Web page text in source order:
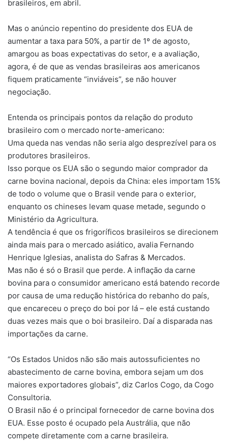
brasileiros, em abril.
Mas o anúncio repentino do presidente dos EUA de
aumentar a taxa para 50%, a partir de 1º de agosto,
amargou as boas expectativas do setor, e a avaliação,
agora, é de que as vendas brasileiras aos americanos
fiquem praticamente “inviáveis”, se não houver
negociação.
Entenda os principais pontos da relação do produto
brasileiro com o mercado norte-americano:
Uma queda nas vendas não seria algo desprezível para os
produtores brasileiros.
Isso porque os EUA são o segundo maior comprador da
carne bovina nacional, depois da China: eles importam 15%
de todo o volume que o Brasil vende para o exterior,
enquanto os chineses levam quase metade, segundo o
Ministério da Agricultura.
A tendência é que os frigoríficos brasileiros se direcionem
ainda mais para o mercado asiático, avalia Fernando
Henrique Iglesias, analista do Safras & Mercados.
Mas não é só o Brasil que perde. A inflação da carne
bovina para o consumidor americano está batendo recorde
por causa de uma redução histórica do rebanho do país,
que encareceu o preço do boi por lá – ele está custando
duas vezes mais que o boi brasileiro. Daí a disparada nas
importações da carne.
“Os Estados Unidos não são mais autossuficientes no
abastecimento de carne bovina, embora sejam um dos
maiores exportadores globais”, diz Carlos Cogo, da Cogo
Consultoria.
O Brasil não é o principal fornecedor de carne bovina dos
EUA. Esse posto é ocupado pela Austrália, que não
compete diretamente com a carne brasileira.